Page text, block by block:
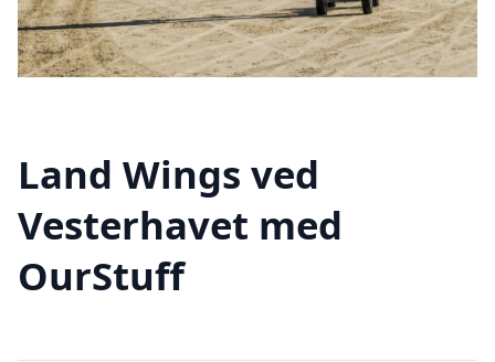
Land Wings ved
Vesterhavet med
OurStuff